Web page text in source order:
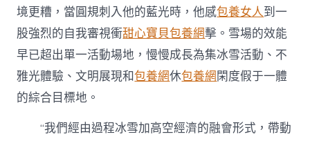
境更糟，當圓規刺入他的藍光時，他感包養女人到一
股強烈的自我審視衝甜心寶貝包養網擊。雪場的效能
早已超出單一活動場地，慢慢成長為集冰雪活動、不
雅光體驗、文明展現和包養網休包養網閑度假于一體
的綜合目標地。
“我們經由過程冰雪加高空經濟的融會形式，帶動